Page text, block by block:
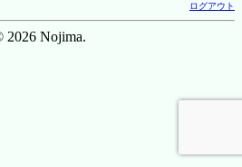
ログアウト
2026 Nojima.